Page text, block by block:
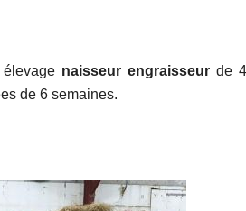
élevage naisseur engraisseurde
de 6 semaines.